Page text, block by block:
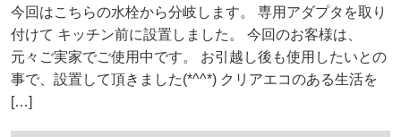
今回はこちらの水栓から分岐します。 専用アダプタを取り
付けて キッチン前に設置しました。 今回のお客様は、
元々ご実家でご使用中です。 お引越し後も使用したいとの
事で、設置して頂きました(*^^*) クリアエコのある生活を
[…]